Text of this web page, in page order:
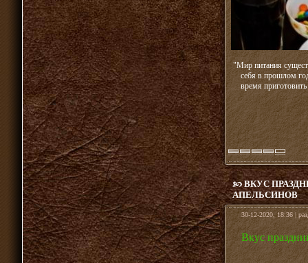
"Мир питания
себя в прошлом
время
ВКУС
АПЕЛЬСИНОВ
30-12-2020, 18:36 |
Вкус